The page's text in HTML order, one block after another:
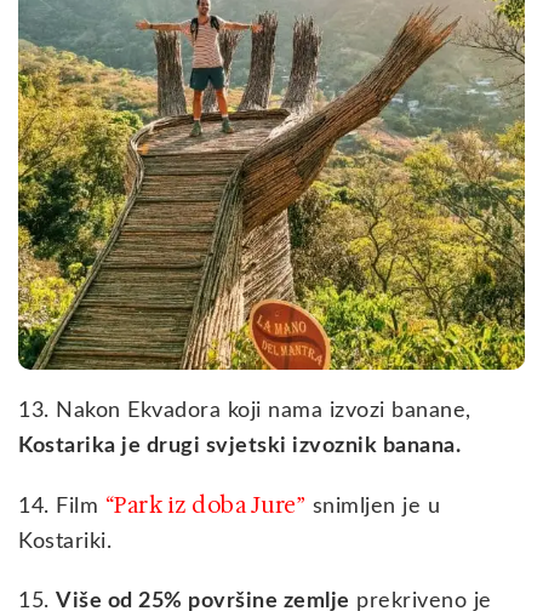
13. Nakon Ekvadora koji nama izvozi banane,
Kostarika je drugi svjetski izvoznik banana.
14. Film “Park iz doba Jure” snimljen je u
Kostariki.
15. Više od 25% površine zemlje prekriveno je